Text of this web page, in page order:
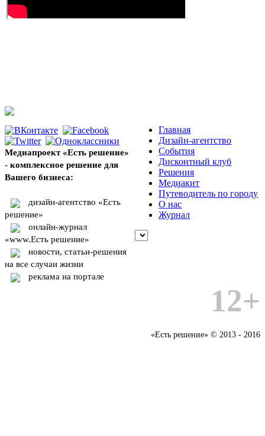
Медиапроект «Есть решение»
- комплексное решение для
Вашего бизнеса:
дизайн-агентство «Есть
решение»
онлайн-журнал
«www.Есть решение»
новости, статьи-решения
на все случаи жизни
реклама на портале
Главная
Дизайн-агентство
События
Дисконтный клуб
Решения
Медиакит
Путеводитель по городу
О нас
Журнал
12+
«Есть решение» © 2013 - 2016